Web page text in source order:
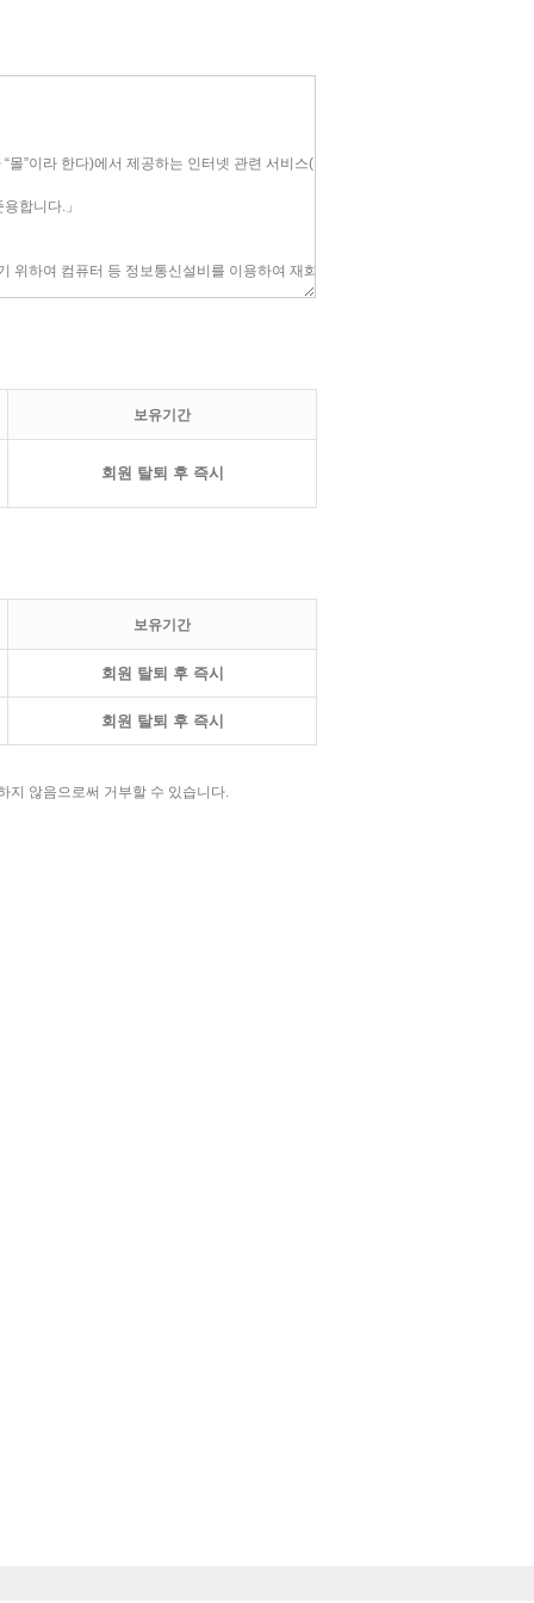
보유기간
회원 탈퇴 후 즉시
보유기간
회원 탈퇴 후 즉시
회원 탈퇴 후 즉시
지 않음으로써 거부할 수 있습니다.